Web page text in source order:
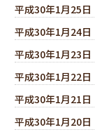
平成30年1月25
平成30年1月24
平成30年1月23
平成30年1月22
平成30年1月21
平成30年1月20